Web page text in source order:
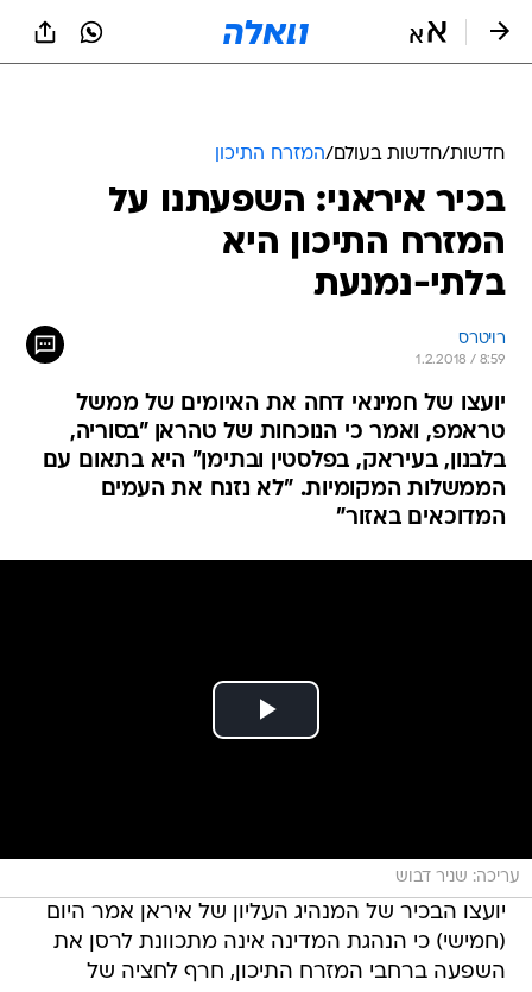
חדשות/חדשות בעולם/המזרח התיכון
בכיר איראני: השפעתנו על
המזרח התיכון היא
בלתי-נמנעת
רויטרס
1.2.2018 / 8:59
יועצו של חמינאי דחה את האיומים של ממשל
טראמפ, ואמר כי הנוכחות של טהראן "בסוריה,
בלבנון, בעיראק, בפלסטין ובתימן" היא בתאום עם
הממשלות המקומיות. "לא נזנח את העמים
המדוכאים באזור"
עריכה: שניר דבוש
יועצו הבכיר של המנהיג העליון של איראן אמר היום
(חמישי) כי הנהגת המדינה אינה מתכוונת לרסן את
השפעה ברחבי המזרח התיכון, חרף לחציה של